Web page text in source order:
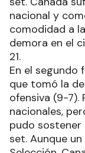
nacional y
comodidad a
demora en el
21.
En el segundo
que tomó la
ofensiva (9-7).
nacionales,
pudo
set. Aunque